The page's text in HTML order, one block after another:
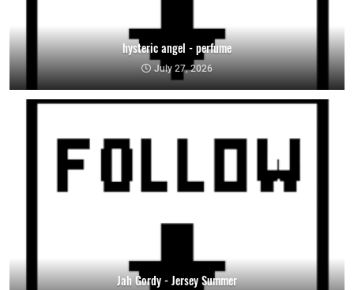
hysteric angel - perfume
July 27, 2026
Jah Gordy - Jersey Summer